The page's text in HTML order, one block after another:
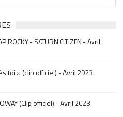
ROCKY - SATURN CITIZEN - Avril
toi » (clip officiel) - Avril 2023
(Clip officiel) - Avril 2023